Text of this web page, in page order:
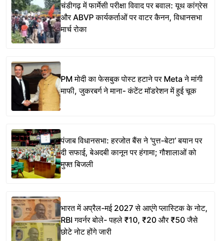
चंडीगढ़ में फार्मेसी परीक्षा विवाद पर बवाल: यूथ कांग्रेस
और ABVP कार्यकर्ताओं पर वाटर कैनन, विधानसभा
मार्च रोका
PM मोदी का फेसबुक पोस्ट हटाने पर Meta ने मांगी
माफी, जुकरबर्ग ने माना- कंटेंट मॉडरेशन में हुई चूक
पंजाब विधानसभा: हरजोत बैंस ने ‘पुत्त-बेटा’ बयान पर
दी सफाई, बेअदबी कानून पर हंगामा; गौशालाओं को
मुफ्त बिजली
भारत में अप्रैल-मई 2027 से आएंगे प्लास्टिक के नोट,
RBI गवर्नर बोले- पहले ₹10, ₹20 और ₹50 जैसे
छोटे नोट होंगे जारी